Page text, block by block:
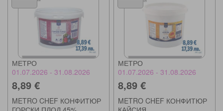
МЕТРО
01.07.2026 - 31.08.2026
8,89 €
METRO CHEF КОНФИТЮР
МЕТРО
01.07.2026 - 31.08.2026
8,89 €
METRO CHEF КОНФИТЮР